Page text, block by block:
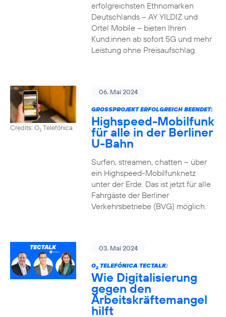
erfolgreichsten Ethnomarken
Deutschlands – AY YILDIZ und
Ortel Mobile – bieten Ihren
Kund:innen ab sofort 5G und mehr
Leistung ohne Preisaufschlag.
Credits: O2Telefónica
06. Mai 2024
GROSSPROJEKT ERFOLGREICH BEENDET:
Highspeed-Mobilfunk
für alle in der Berliner
U-Bahn
Surfen, streamen, chatten – über
ein Highspeed-Mobilfunknetz
unter der Erde. Das ist jetzt für alle
Fahrgäste der Berliner
Verkehrsbetriebe (BVG) möglich.
03. Mai 2024
O2TELEFÓNICA TECTALK:
Wie Digitalisierung
gegen den
Arbeitskräftemangel
hilft